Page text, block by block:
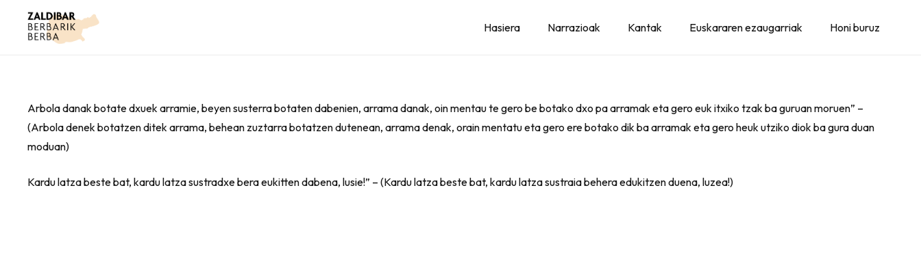
Hasiera Narrazioak Kantak Euskararen ezaugarriak Honi buruz
Arbola danak botate dxuek arramie, beyen susterra botaten dabenien, arrama danak, oin mentau te gero be botako dxo pa arramak eta gero euk itxiko tzak ba guruan moruen” –
(Arbola denek botatzen ditek arrama, behean zuztarra botatzen dutenean, arrama denak, orain mentatu eta gero ere botako dik ba arramak eta gero heuk utziko diok ba gura duan
moduan)
Kardu latza beste bat, kardu latza sustradxe bera eukitten dabena, lusie!” – (Kardu latza beste bat, kardu latza sustraia behera edukitzen duena, luzea!)